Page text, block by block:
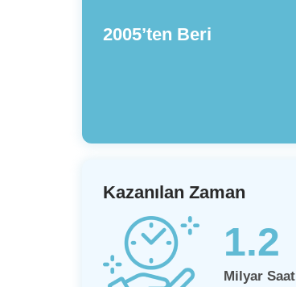
2005’ten Beri
Kazanılan Zaman
1.2
Milyar Saat